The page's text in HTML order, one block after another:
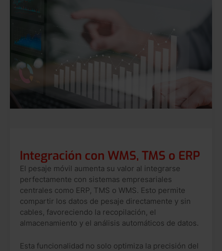
Integración con WMS, TMS o ERP
El pesaje móvil aumenta su valor al integrarse
perfectamente con sistemas empresariales
centrales como ERP, TMS o WMS. Esto permite
compartir los datos de pesaje directamente y sin
cables, favoreciendo la recopilación, el
almacenamiento y el análisis automáticos de datos.
Esta funcionalidad no solo optimiza la precisión del